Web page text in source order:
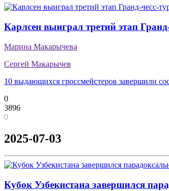
Карлсен выиграл третий этап
Марина Макарычева
Сергей Макарычев
10 выдающихся гроссмейстеров завершили
0
3896
0
2025-07-03
Кубок Узбекистана завершился